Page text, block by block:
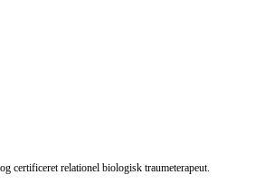
certificeret relationel biologisk traumeterapeut.